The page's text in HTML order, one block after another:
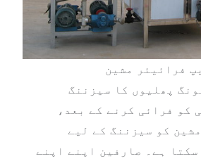
فرائیئر مشین
کو فرائی کرنے کے بعد،
کو سیزننگ کے لیے
سکتا ہے۔ صارفین اپنے اپنے